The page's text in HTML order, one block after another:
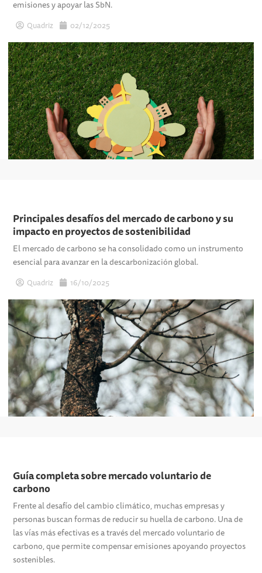
emisiones y apoyar las SbN.
Quadriz 02/12/2025
Principales desafíos del mercado de carbono y su
impacto en proyectos de sostenibilidad
El mercado de carbono se ha consolidado como un instrumento
esencial para avanzar en la descarbonización global.
Quadriz 16/10/2025
Guía completa sobre mercado voluntario de
carbono
Frente al desafío del cambio climático, muchas empresas y
personas buscan formas de reducir su huella de carbono. Una de
las vías más efectivas es a través del mercado voluntario de
carbono, que permite compensar emisiones apoyando proyectos
sostenibles.